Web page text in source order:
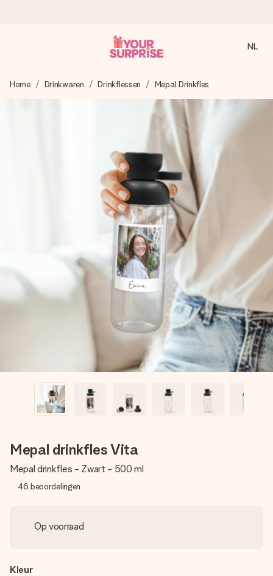
We maken jouw cadeau met zorg en zorgen dat het
razendsnel onderweg is - zodat jij kunt geven op precies
het juiste moment, wanneer het het meeste betekent.
4,8 (gebaseerd op +8.000 reviews)
Onze cadeaus worden gewaardeerd. Klanten beoordelen
ons met een 4,7 op Google Reviews
Gratis wenskaartje
Je maakt in een paar stappen iets unieks – met haar naam,
jullie foto of een boodschap die raakt. Zonder gedoe, maar
met alle aandacht voor het moment.
NL
Home Drinkwaren Drinkflessen Mepal Drinkfles
Mepal drinkfles Vita
Mepal drinkfles - Zwart - 500 ml
46 beoordelingen
Op voorraad
Kleur